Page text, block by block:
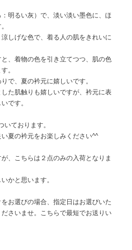
明るい灰）で、淡い淡い墨色に、ほ
しげな色で、着る人の肌をきれいに
、着物の色を引き立てつつ、肌の色
。
で、夏の衿元に嬉しいです。
た肌触りも嬉しいですが、衿元に表
です。
いております。
夏の衿元をお楽しみください^^
、こちらは２点のみの入荷となりま
かと思います。
お選びの場合、指定日はお選びいた
さいませ。こちらで最短でお送りい